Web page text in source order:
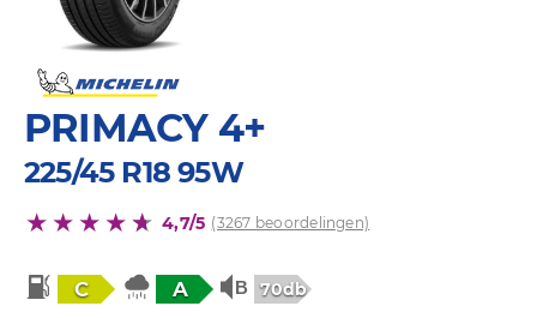
PRIMACY 4+
225/45 R18 95W
4,7/5 (3267 beoordelingen)
C A 70db